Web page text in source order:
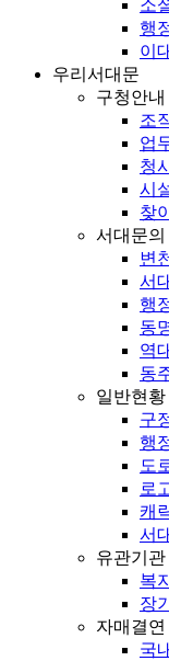
소
행
이
우리서대문
구청안내
조
업
청
시
찾
서대문
변
서
행
동
역
동
일반현황
구
행
도
로
캐
서
유관기관
복
장
자매결연
국